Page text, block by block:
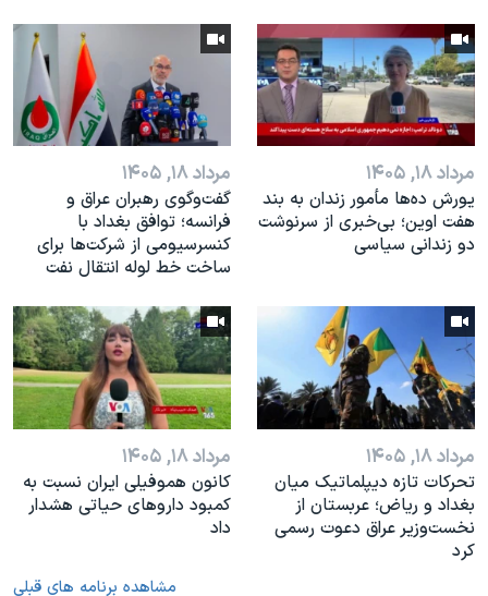
مرداد ۱۸, ۱۴۰۵
یورش ده‌ها مأمور زندان به بند
هفت اوین؛ بی‌خبری از سرنوشت
دو زندانی سیاسی
مرداد ۱۸, ۱۴۰۵
گفت‌وگوی رهبران عراق و
فرانسه؛ توافق بغداد با
کنسرسیومی از شرکت‌ها برای
ساخت خط لوله انتقال نفت
مرداد ۱۸, ۱۴۰۵
تحرکات تازه دیپلماتیک میان
بغداد و ریاض؛ عربستان از
نخست‌وزیر عراق دعوت رسمی
کرد
مرداد ۱۸, ۱۴۰۵
کانون هموفیلی ایران نسبت به
کمبود داروهای حیاتی هشدار
داد
مشاهده برنامه های قبلی